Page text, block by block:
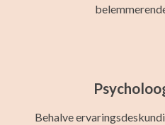
Behalve